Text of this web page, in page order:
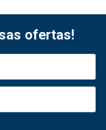
ofertas!